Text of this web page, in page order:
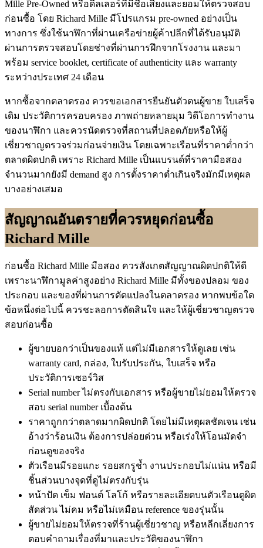
Mille Pre-Owned หรือดีลเลอร์ที่มีชื่อเสียงและยอมให้ตรวจสอบ
ก่อนซื้อ โดย Richard Mille มีโปรแกรม pre-owned อย่างเป็น
ทางการ ซึ่งใช้นาฬิกาที่ผ่านเครือข่ายผู้ค้าปลีกที่ได้รับอนุมัติ
ผ่านการตรวจสอบโดยช่างที่ผ่านการฝึกจากโรงงาน และมา
พร้อม service booklet, certificate of authenticity และ warranty
ระหว่างประเทศ 24 เดือน
หากซื้อจากตลาดรอง ควรขอเอกสารยืนยันตัวตนผู้ขาย ใบเสร็จ
เดิม ประวัติการครอบครอง ภาพถ่ายหลายมุม วิดีโอการทำงาน
ของนาฬิกา และควรนัดตรวจที่สถานที่ปลอดภัยหรือให้ผู้
เชี่ยวชาญตรวจร่วมก่อนจ่ายเงิน โดยเฉพาะเรือนที่ราคาต่ำกว่า
ตลาดผิดปกติ เพราะ Richard Mille เป็นแบรนด์ที่ราคามือสอง
จำนวนมากยังมี demand สูง การตั้งราคาต่ำเกินจริงมักมีเหตุผล
บางอย่างเสมอ
สัญญาณอันตรายที่ควรหยุดก่อนซื้อ
Richard Mille
ก่อนซื้อ Richard Mille มือสอง ควรสังเกตสัญญาณผิดปกติให้ดี
เพราะนาฬิกามูลค่าสูงอย่าง Richard Mille มีทั้งของปลอม ของ
ประกอบ และของที่ผ่านการดัดแปลงในตลาดรอง หากพบข้อใด
ข้อหนึ่งต่อไปนี้ ควรชะลอการตัดสินใจ และให้ผู้เชี่ยวชาญตรวจ
สอบก่อนซื้อ
ผู้ขายบอกว่าเป็นของแท้ แต่ไม่มีเอกสารให้ดูเลย เช่น
warranty card, กล่อง, ใบรับประกัน, ใบเสร็จ หรือ
ประวัติการเซอร์วิส
Serial number ไม่ตรงกับเอกสาร หรือผู้ขายไม่ยอมให้ตรวจ
สอบ serial number เบื้องต้น
ราคาถูกกว่าตลาดมากผิดปกติ โดยไม่มีเหตุผลชัดเจน เช่น
อ้างว่าร้อนเงิน ต้องการปล่อยด่วน หรือเร่งให้โอนมัดจำ
ก่อนดูของจริง
ตัวเรือนมีรอยแกะ รอยสกรูช้ำ งานประกอบไม่แน่น หรือมี
ชิ้นส่วนบางจุดที่ดูไม่ตรงกับรุ่น
หน้าปัด เข็ม ฟอนต์ โลโก้ หรือรายละเอียดบนตัวเรือนดูผิด
สัดส่วน ไม่คม หรือไม่เหมือน reference ของรุ่นนั้น
ผู้ขายไม่ยอมให้ตรวจที่ร้านผู้เชี่ยวชาญ หรือหลีกเลี่ยงการ
ตอบคำถามเรื่องที่มาและประวัติของนาฬิกา